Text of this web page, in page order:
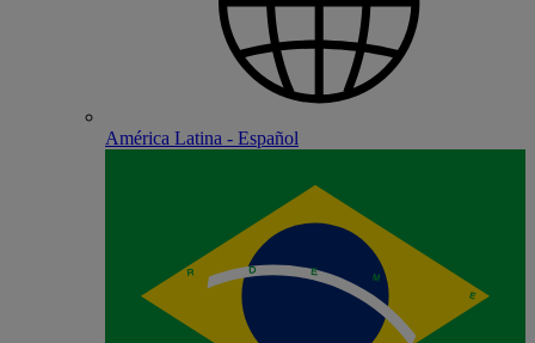
América Latina - Español